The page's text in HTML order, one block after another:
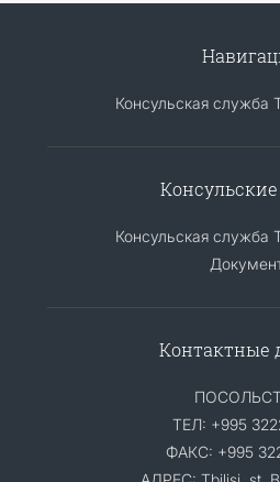
Консульская служба
Консульская служба
Контактные
ТЕЛ: +995
ФАКС: +995